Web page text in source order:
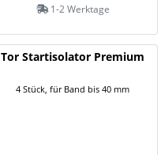
1-2 Werktage
Tor Startisolator Premium
4 Stück, für Band bis 40 mm